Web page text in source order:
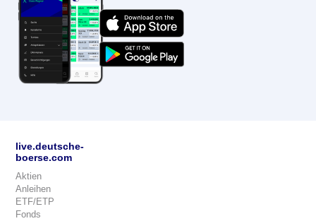
live.deutsche-
boerse.com
Aktien
Anleihen
ETF/ETP
Fonds